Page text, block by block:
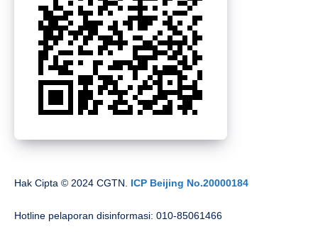
Hak Cipta © 2024 CGTN. ICP Beijing No.20000184
Hotline pelaporan disinformasi: 010-85061466